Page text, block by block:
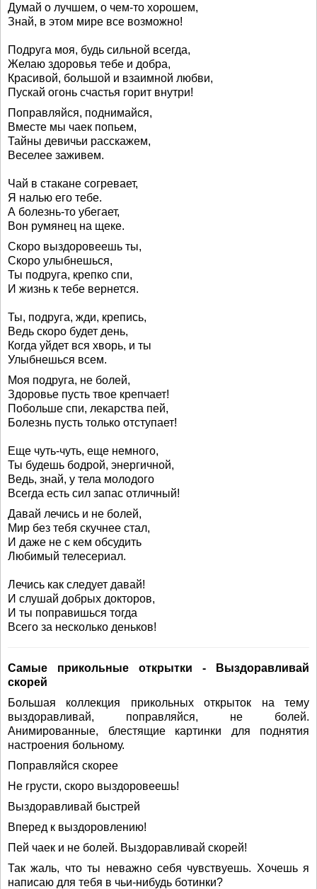
Думай о лучшем, о чем-то хорошем,
Знай, в этом мире все возможно!
Подруга моя, будь сильной всегда,
Желаю здоровья тебе и добра,
Красивой, большой и взаимной любви,
Пускай огонь счастья горит внутри!
Поправляйся, поднимайся,
Вместе мы чаек попьем,
Тайны девичьи расскажем,
Веселее заживем.
Чай в стакане согревает,
Я налью его тебе.
А болезнь-то убегает,
Вон румянец на щеке.
Скоро выздоровеешь ты,
Скоро улыбнешься,
Ты подруга, крепко спи,
И жизнь к тебе вернется.
Ты, подруга, жди, крепись,
Ведь скоро будет день,
Когда уйдет вся хворь, и ты
Улыбнешься всем.
Моя подруга, не болей,
Здоровье пусть твое крепчает!
Побольше спи, лекарства пей,
Болезнь пусть только отступает!
Еще чуть-чуть, еще немного,
Ты будешь бодрой, энергичной,
Ведь, знай, у тела молодого
Всегда есть сил запас отличный!
Давай лечись и не болей,
Мир без тебя скучнее стал,
И даже не с кем обсудить
Любимый телесериал.
Лечись как следует давай!
И слушай добрых докторов,
И ты поправишься тогда
Всего за несколько деньков!
Самые прикольные открытки - Выздоравливай
скорей
Большая коллекция прикольных открыток на тему
выздоравливай, поправляйся, не болей.
Анимированные, блестящие картинки для поднятия
настроения больному.
Поправляйся скорее
Не грусти, скоро выздоровеешь!
Выздоравливай быстрей
Вперед к выздоровлению!
Пей чаек и не болей. Выздоравливай скорей!
Так жаль, что ты неважно себя чувствуешь. Хочешь я
написаю для тебя в чьи-нибудь ботинки?